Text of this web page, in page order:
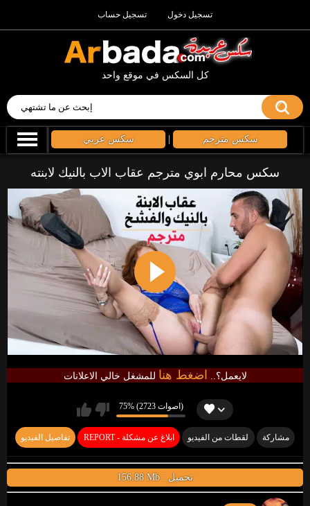
تسجيل حساب تسجيل دخول
كل السكس في موقع واحد
سكس عربي سكس مترجم
سكس محارم ابوي مترجم عقاب الاب بالنيك لابنته
لايعمل؟.. اضغط هنا للمشغل خالي الاعلانات
75% (2723 اصوات)
تفاصيل الفيديو REPORT - ابلاغ عن مشكلة لقطات من الفيديو مشاركة
156.88 Mb : تحميل